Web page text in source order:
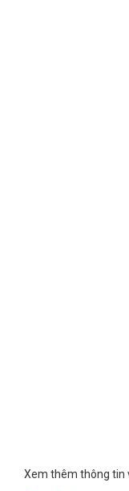
Xem thêm thông tin